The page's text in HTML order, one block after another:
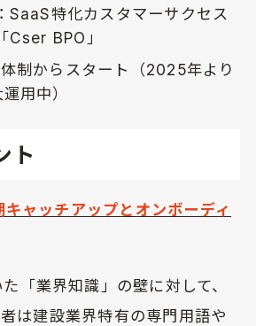
SaaS特化カスタマーサクセス
Cser BPO」
制からスタート（2025年より
用中）
ト
ャッチアップとオンボーディ
「業界知識」の壁に対して、
は建設業界特有の専門用語や